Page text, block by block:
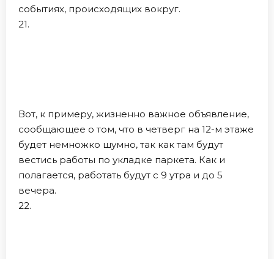
событиях, происходящих вокруг.
21.
Вот, к примеру, жизненно важное объявление,
сообщающее о том, что в четверг на 12-м этаже
будет немножко шумно, так как там будут
вестись работы по укладке паркета. Как и
полагается, работать будут с 9 утра и до 5
вечера.
22.